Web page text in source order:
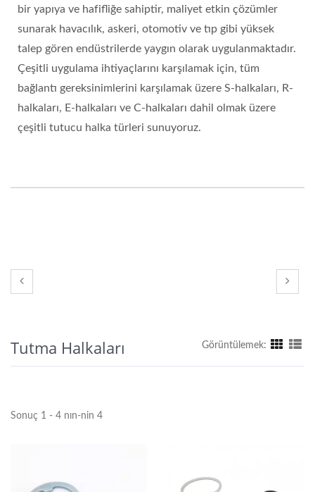
bir yapıya ve hafifliğe sahiptir, maliyet etkin çözümler
sunarak havacılık, askeri, otomotiv ve tıp gibi yüksek
talep gören endüstrilerde yaygın olarak uygulanmaktadır.
Çeşitli uygulama ihtiyaçlarını karşılamak için, tüm
bağlantı gereksinimlerini karşılamak üzere S-halkaları, R-
halkaları, E-halkaları ve C-halkaları dahil olmak üzere
çeşitli tutucu halka türleri sunuyoruz.
Tutma Halkaları Görüntülemek:
Sonuç 1 - 4 nın-nin 4